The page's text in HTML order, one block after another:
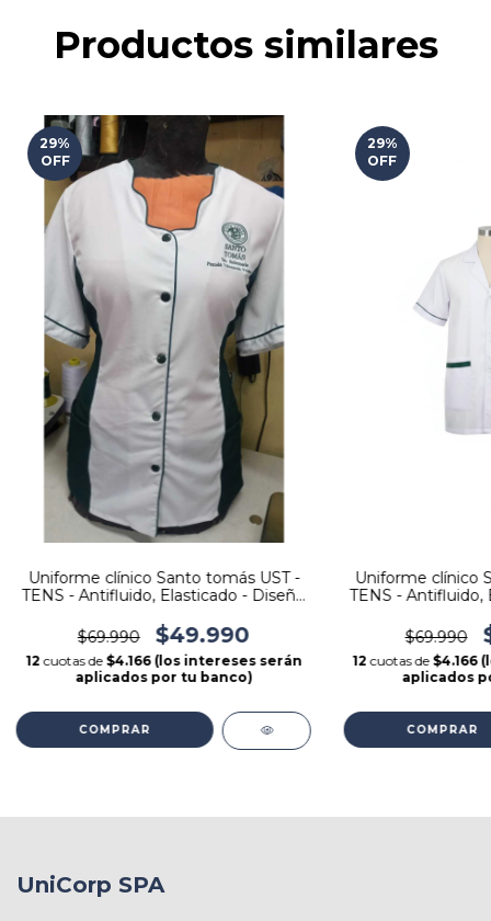
Productos similares
29%
OFF
Uniforme clínico Santo tomás UST -
TENS - Antifluido, Elasticado - Diseño
$69.990
$49.990
12 cuotas de $4.166 (los intereses serán
aplicados por tu banco)
COMPRAR
29%
OFF
Uniforme clínico
TENS - Antifluido,
$69.990
12 cuotas de $4.166
aplicados
COMPRAR
UniCorp SPA